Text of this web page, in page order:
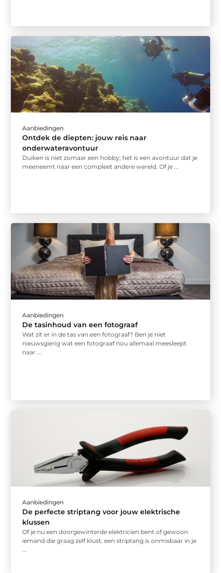
Aanbiedingen
Ontdek de diepten: jouw reis naar
onderwateravontuur
Duiken is niet zomaar een hobby; het is een avontuur dat je
meeneemt naar een compleet andere wereld. Of je ...
Aanbiedingen
De tasinhoud van een fotograaf
Wat zit er in de tas van een fotograaf? Ben je niet
nieuwsgierig wat een fotograaf nou allemaal meesleept
naar ...
Aanbiedingen
De perfecte striptang voor jouw elektrische
klussen
Of je nu een doorgewinterde elektricien bent of gewoon
iemand die graag zelf klust, een striptang is onmisbaar in je
...